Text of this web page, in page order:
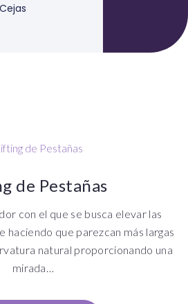
Cejas
de Pestañas
con el que se busca elevar las
haciendo que parezcan más largas
natural proporcionando una
mirada…